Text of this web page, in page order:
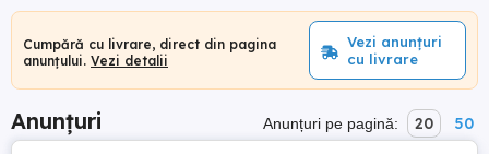
Cumpără cu livrare, direct din pagina
anunțului. Vezi detalii
Vezi anunțuri
cu livrare
Anunțuri Anunțuri pe pagină: 20 50